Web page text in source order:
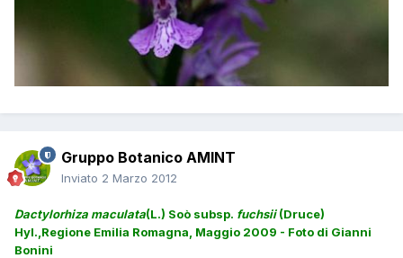
Gruppo Botanico AMINT
Inviato 2 Marzo 2012
Dactylorhiza maculata(L.) Soò subsp. fuchsii(Druce)
Hyl.,Regione Emilia Romagna, Maggio 2009 - Foto di Gianni
Bonini